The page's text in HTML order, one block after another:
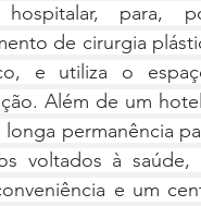
hospitalar, para,
de cirurgia
e utiliza o
Além de um
longa permanência
voltados à saúde,
e um